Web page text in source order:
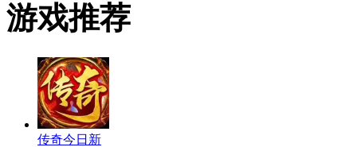
游戏推荐
传奇今日新